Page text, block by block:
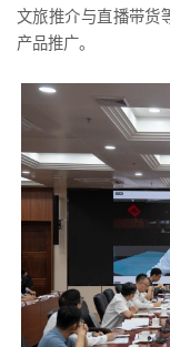
文旅推介与直播带货
产品推广。